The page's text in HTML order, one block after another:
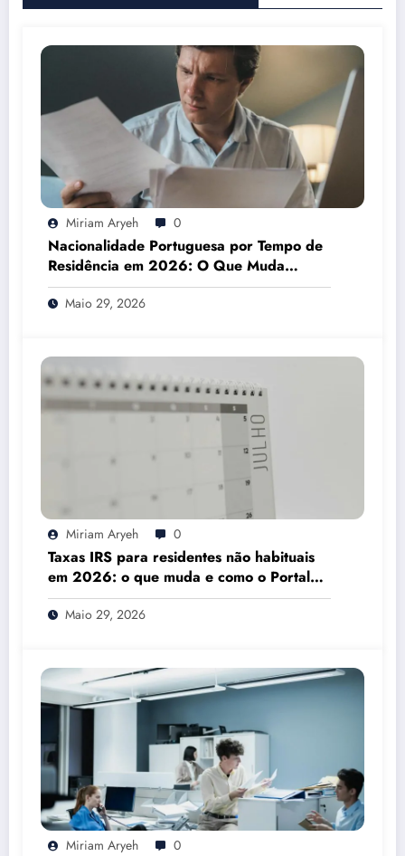
Miriam Aryeh 0
Nacionalidade Portuguesa por Tempo de
Residência em 2026: O Que Muda
Mesmo
Maio 29, 2026
Miriam Aryeh 0
Taxas IRS para residentes não habituais
em 2026: o que muda e como o Portal
das Finanças pode ajudar
Maio 29, 2026
Miriam Aryeh 0